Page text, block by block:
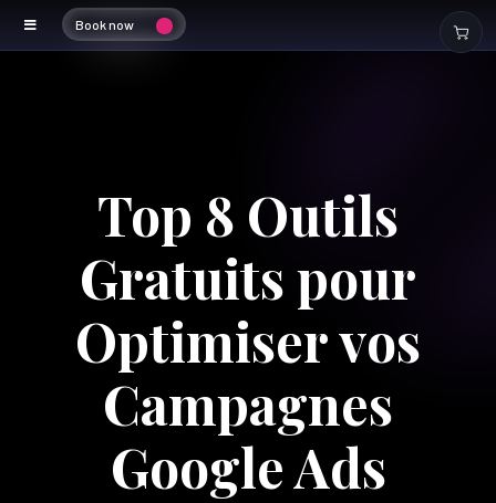
Book now
Top 8 Outils
Gratuits pour
Optimiser vos
Campagnes
Google Ads